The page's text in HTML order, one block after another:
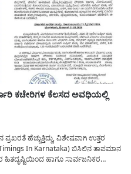
ಕಚೇರಿಗಳ ಕೆಲಸದ ಅವಧಿಯಲ್ಲಿ
ಹೆಚ್ಚುತ್ತಿದ್ದು, ವಿಶೇಷವಾಗಿ ಉತ್ತರ
In Karnataka) ಬಿಸಿಲಿನ ತಾಪಮಾನ
ಹಿತದೃಷ್ಟಿಯಿಂದ ಹಾಗೂ ಸಾರ್ವಜನಿಕರ